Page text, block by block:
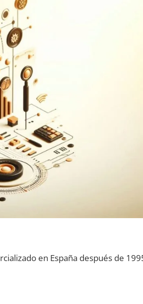
en España después dе